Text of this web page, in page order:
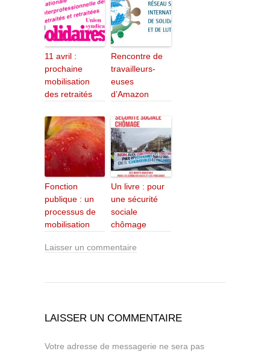
11 avril :
prochaine
mobilisation
des retraités
Rencontre de
travailleurs-
euses
d’Amazon
Fonction
publique : un
processus de
mobilisation
Un livre : pour
une sécurité
sociale
chômage
Laisser un commentaire
LAISSER UN COMMENTAIRE
Votre adresse de messagerie ne sera pas